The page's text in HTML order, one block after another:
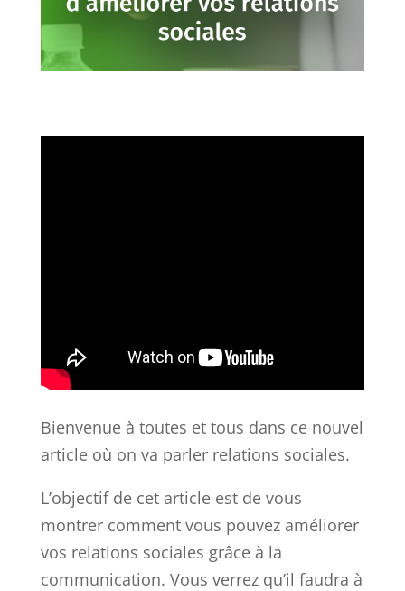
Bienvenue à toutes et tous dans ce nouvel
article où on va parler relations sociales.
L’objectif de cet article est de vous
montrer comment vous pouvez améliorer
vos relations sociales grâce à la
communication. Vous verrez qu’il faudra à